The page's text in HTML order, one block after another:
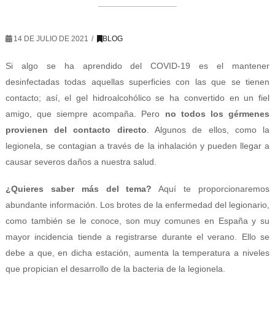
14 DE JULIO DE 2021 BLOG
Si algo se ha aprendido del COVID-19 es el mantener
desinfectadas todas aquellas superficies con las que se tienen
contacto; así, el gel hidroalcohólico se ha convertido en un fiel
amigo, que siempre acompaña. Pero no todos los gérmenes
provienen del contacto directo . Algunos de ellos, como la
legionela, se contagian a través de la inhalación y pueden llegar a
causar severos daños a nuestra salud.
¿Quieres saber más del tema? Aquí te proporcionaremos
abundante información. Los brotes de la enfermedad del legionario,
como también se le conoce, son muy comunes en España y su
mayor incidencia tiende a registrarse durante el verano. Ello se
debe a que, en dicha estación, aumenta la temperatura a niveles
que propician el desarrollo de la bacteria de la legionela.